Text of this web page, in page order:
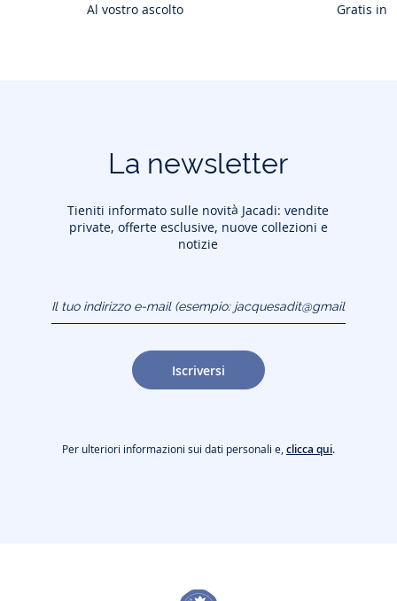
Al vostro ascolto Gratis in
La newsletter
Tieniti informato sulle novità Jacadi: vendite
private, offerte esclusive, nuove collezioni e
notizie
(esempio:
jacquesadit@gmail.com)
Iscriversi
Per ulteriori informazioni sui dati personali e,clicca qui.